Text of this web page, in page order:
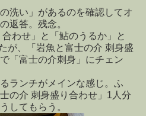
洗い」があるのを確認してオ
返答。残念。
わせ」と「鮎のうるか」と
が、「岩魚と富士の介 刺身盛
「富士の介刺身」にチェン
ランチがメインな感じ。ふ
の介 刺身盛り合わせ」1人分
してもらう。